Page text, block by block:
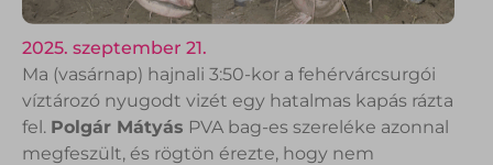
2025. szeptember 21.
Ma (vasárnap) hajnali 3:50-kor a fehérvárcsurgói
víztározó nyugodt vizét egy hatalmas kapás rázta
fel. Polgár Mátyás PVA bag-es szereléke azonnal
megfeszült, és rögtön érezte, hogy nem